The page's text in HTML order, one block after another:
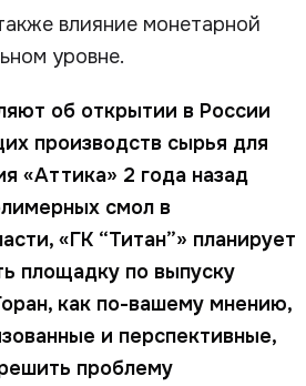
влияние монетарной
уровне.
об открытии в России
производств сырья для
«Аттика» 2 года назад
смол в
«ГК “Титан”» планирует
площадку по выпуску
как по-вашему мнению,
и перспективные,
проблему